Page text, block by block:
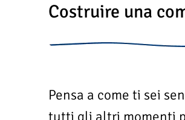
Costruire una
Pensa a come ti sei